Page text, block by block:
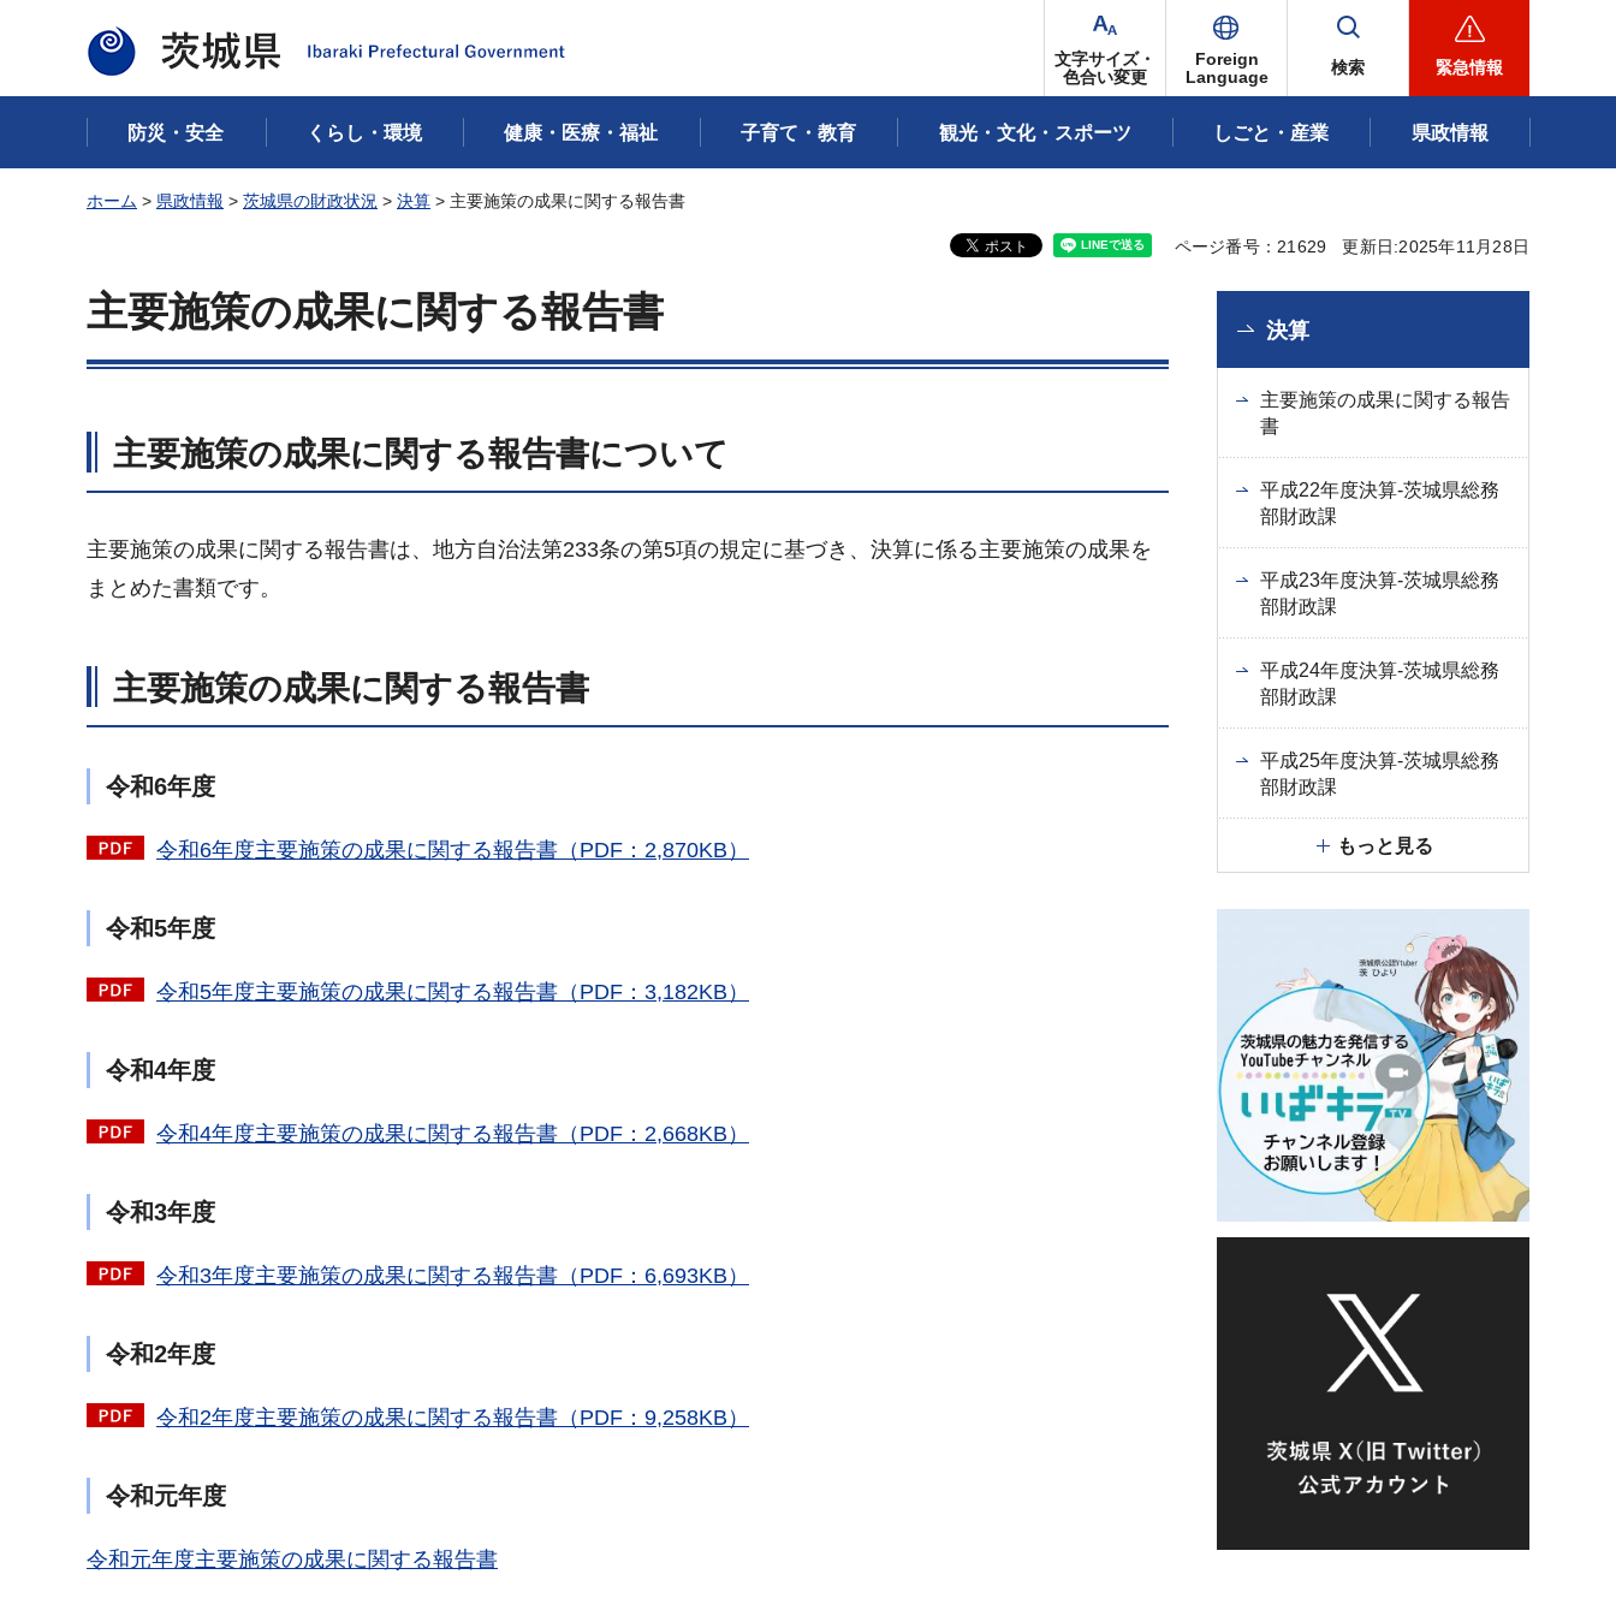
茨城県
文字サイズ・
色合い変更
Foreign
Language
検索 緊急情報
防災・安全 くらし・環境 健康・医療・福祉 子育て・教育 観光・文化・スポーツ しごと・産業 県政情報
ホーム > 県政情報 > 茨城県の財政状況 > 決算 > 主要施策の成果に関する報告書
ページ番号：21629 更新日:2025年11月28日
主要施策の成果に関する報告書
主要施策の成果に関する報告書について
主要施策の成果に関する報告書は、地方自治法第233条の第5項の規定に基づき、決算に係る主要施策の成果を
まとめた書類です。
主要施策の成果に関する報告書
令和6年度
令和6年度主要施策の成果に関する報告書（PDF：2,870KB）
令和5年度
令和5年度主要施策の成果に関する報告書（PDF：3,182KB）
令和4年度
令和4年度主要施策の成果に関する報告書（PDF：2,668KB）
令和3年度
令和3年度主要施策の成果に関する報告書（PDF：6,693KB）
令和2年度
令和2年度主要施策の成果に関する報告書（PDF：9,258KB）
令和元年度
令和元年度主要施策の成果に関する報告書
決算
主要施策の成果に関する報告
書
平成22年度決算-茨城県総務
部財政課
平成23年度決算-茨城県総務
部財政課
平成24年度決算-茨城県総務
部財政課
平成25年度決算-茨城県総務
部財政課
もっと見る